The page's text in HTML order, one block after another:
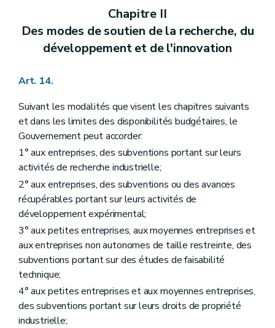
Chapitre II
Des modes de soutien de la recherche, du
développement et de l'innovation
Art. 14.
Suivant les modalités que visent les chapitres suivants
et dans les limites des disponibilités budgétaires, le
Gouvernement peut accorder:
1° aux entreprises, des subventions portant sur leurs
activités de recherche industrielle;
2° aux entreprises, des subventions ou des avances
récupérables portant sur leurs activités de
développement expérimental;
3° aux petites entreprises, aux moyennes entreprises et
aux entreprises non autonomes de taille restreinte, des
subventions portant sur des études de faisabilité
technique;
4° aux petites entreprises et aux moyennes entreprises,
des subventions portant sur leurs droits de propriété
industrielle;